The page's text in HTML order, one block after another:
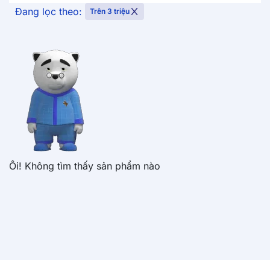
Đang lọc theo: Trên 3 triệu
Ôi! Không tìm thấy sản phẩm nào